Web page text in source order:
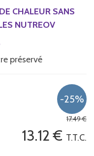
CHALEUR SANS
NUTREOV
préservé
17.49€
13.12€ T.T.C.